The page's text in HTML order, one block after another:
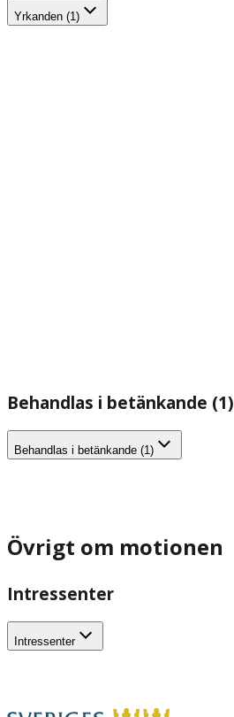
Yrkanden (1)
Behandlas i betänkande (1)
Behandlas i betänkande (1)
Övrigt om motionen
Intressenter
Intressenter